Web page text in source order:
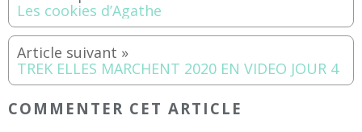
Les cookies d’Agathe
TREK ELLES MARCHENT 2020 EN VIDEO JOUR 4
COMMENTER CET ARTICLE